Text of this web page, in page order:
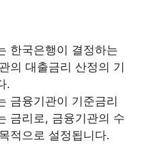
한국은행이 결정하는
의 대출금리 산정의 기
.
금융기관이 기준금리
금리로, 금융기관의 수
적으로 설정됩니다.